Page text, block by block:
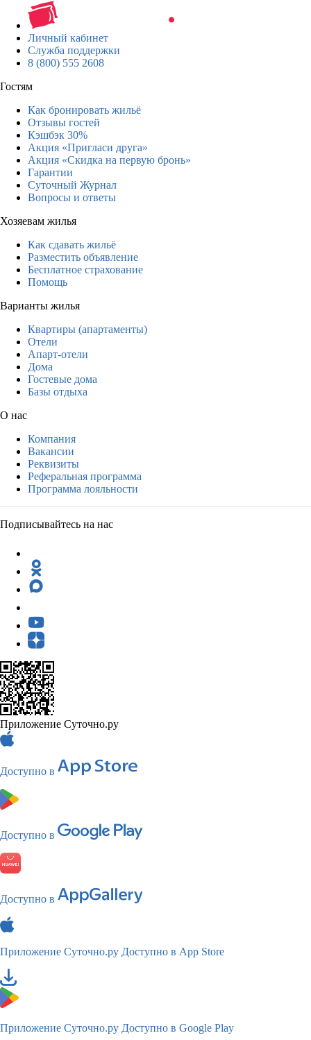
Личный кабинет
Служба поддержки
8 (800) 555 2608
Гостям
Как бронировать жильё
Отзывы гостей
Кэшбэк 30%
Акция «Пригласи друга»
Акция «Скидка на первую бронь»
Гарантии
Суточный Журнал
Вопросы и ответы
Хозяевам жилья
Как сдавать жильё
Разместить объявление
Бесплатное страхование
Помощь
Варианты жилья
Квартиры (апартаменты)
Отели
Апарт-отели
Дома
Гостевые дома
Базы отдыха
О нас
Компания
Вакансии
Реквизиты
Реферальная программа
Программа лояльности
Подписывайтесь на нас
Приложение Суточно.ру
Доступно в
Доступно в
Доступно в
Приложение Суточно.ру Доступно в App Store
Приложение Суточно.ру Доступно в Google Play